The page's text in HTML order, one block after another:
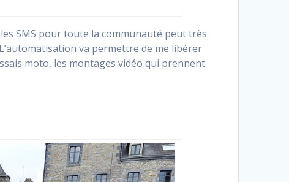
SMS pour toute la communauté peut très
va permettre de me libérer
moto, les montages vidéo qui prennent